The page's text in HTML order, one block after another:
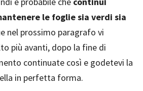
le foglie sia verdi sia
nel prossimo paragrafo vi
più avanti, dopo la fine di
continuate così e godetevi la
in perfetta forma.